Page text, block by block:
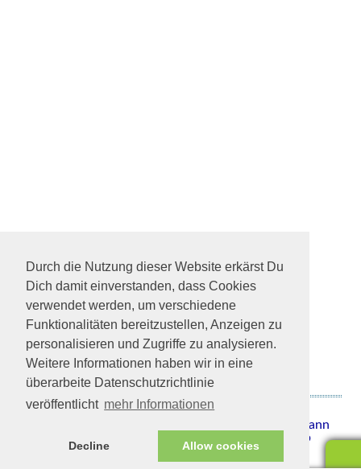
Durch die Nutzung dieser Website erkärst Du
Dich damit einverstanden, dass Cookies
verwendet werden, um verschiedene
Funktionalitäten bereitzustellen, Anzeigen zu
personalisieren und Zugriffe zu analysieren.
Weitere Informationen haben wir in eine
überarbeite Datenschutzrichtlinie
veröffentlicht mehr Informationen
Decline Allow cookies
Obac
Anfänglich schüchtern, taut er dann
doch schnell auf und ist sehr lieb